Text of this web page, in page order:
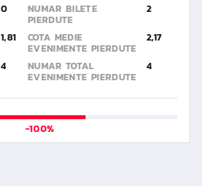
0 NUMAR BILETE
PIERDUTE
2
1,81 COTA MEDIE
EVENIMENTE PIERDUTE
2,17
4 NUMAR TOTAL
EVENIMENTE PIERDUTE
4
-100%